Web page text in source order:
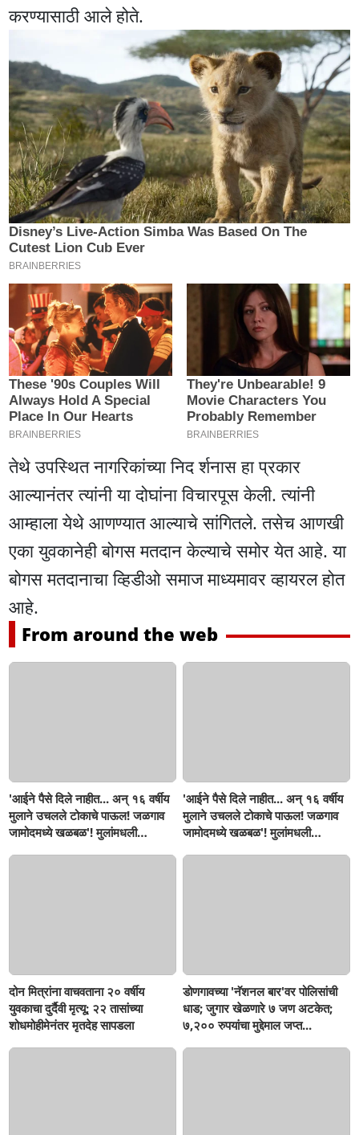
करण्यासाठी आले होते.
तेथे उपस्थित नागरिकांच्या निद र्शनास हा प्रकार
आल्यानंतर त्यांनी या दोघांना विचारपूस केली. त्यांनी
आम्हाला येथे आणण्यात आल्याचे सांगितले. तसेच आणखी
एका युवकानेही बोगस मतदान केल्याचे समोर येत आहे. या
बोगस मतदानाचा व्हिडीओ समाज माध्यमावर व्हायरल होत
आहे.
From around the web
'आईने पैसे दिले नाहीत... अन् १६ वर्षीय
मुलाने उचलले टोकाचे पाऊल! जळगाव
जामोदमध्ये खळबळ'! मुलांमधली
'आईने पैसे दिले नाहीत... अन् १६ वर्षीय
मुलाने उचलले टोकाचे पाऊल! जळगाव
जामोदमध्ये खळबळ'! मुलांमधली
दोन मित्रांना वाचवताना २० वर्षीय
युवकाचा दुर्दैवी मृत्यू; २२ तासांच्या
शोधमोहीमेनंतर मृतदेह सापडला
डोणगावच्या 'नॅशनल बार'वर पोलिसांची
धाड; जुगार खेळणारे ७ जण अटकेत;
७,२०० रुपयांचा मुद्देमाल जप्त...